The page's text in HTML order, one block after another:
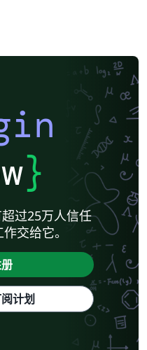
}
过25万人信任
交给它。
计划